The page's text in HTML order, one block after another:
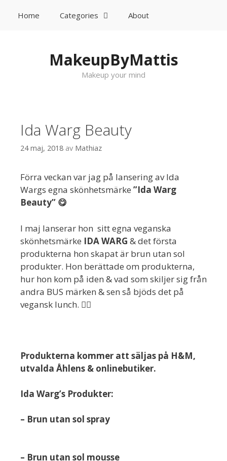
Home Categories
About
MakeupByMattis
Makeup your mind
Ida Warg Beauty
24 maj, 2018 av Mathiaz
Förra veckan var jag på lansering av Ida
Wargs egna skönhetsmärke ”Ida Warg
Beauty” 😋
I maj lanserar hon sitt egna veganska
skönhetsmärke IDA WARG & det första
produkterna hon skapat är brun utan sol
produkter. Hon berättade om produkterna,
hur hon kom på iden & vad som skiljer sig från
andra BUS märken & sen så bjöds det på
vegansk lunch. 👍🏻
Produkterna kommer att säljas på H&M,
utvalda Åhlens & onlinebutiker.
Ida Warg’s Produkter:
– Brun utan sol spray
– Brun utan sol mousse